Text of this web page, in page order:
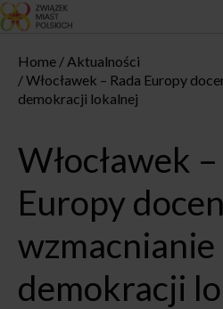
Home
Aktualności
Włocławek – Rada Europy
demokracji lokalnej
Włocławek
Europy
wzmacnianie
demokracji